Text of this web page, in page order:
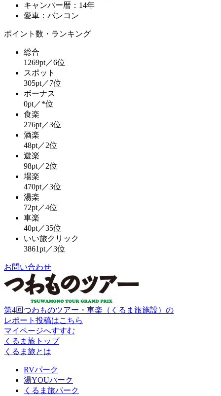
キャンパー暦：14年
愛車：バンコン
ポイント数・ランキング
総合
1269pt／6位
スポット
305pt／7位
ボーナス
0pt／*位
食楽
276pt／3位
酒楽
48pt／2位
遊楽
98pt／2位
場楽
470pt／3位
湯楽
72pt／4位
車楽
40pt／35位
いい旅クリック
3861pt／3位
お問い合わせ
第4回つわものツアー・車楽（くるま旅施設）の
レポート投稿はこちら
マイページへすすむ
くるま旅トップ
くるま旅とは
RVパーク
湯YOUパーク
くるま旅パーク